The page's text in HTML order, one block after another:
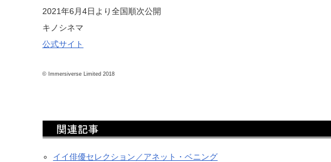
2021年6月4日より全国順次公開
キノシネマ
公式サイト
© Immersiverse Limited 2018
イイ俳優セレクション／アネット・ベニング